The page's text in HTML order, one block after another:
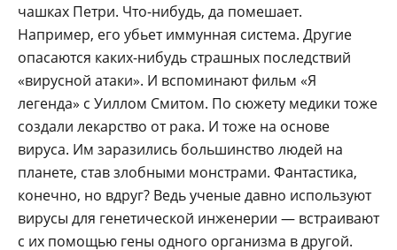
чашках Петри. Что-нибудь, да помешает.
Например, его убьет иммунная система. Другие
опасаются каких-нибудь страшных последствий
«вирусной атаки». И вспоминают фильм «Я
легенда» с Уиллом Смитом. По сюжету медики тоже
создали лекарство от рака. И тоже на основе
вируса. Им заразились большинство людей на
планете, став злобными монстрами. Фантастика,
конечно, но вдруг? Ведь ученые давно используют
вирусы для генетической инженерии — встраивают
с их помощью гены одного организма в другой.